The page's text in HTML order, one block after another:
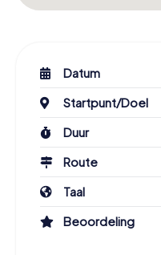
Datum
Startpunt/Doel
Duur
Route
Taal
Beoordeling